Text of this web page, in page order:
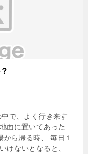
で、よく行き来す
面に置いてあった
ら帰る時、 毎日１
けないとなると、